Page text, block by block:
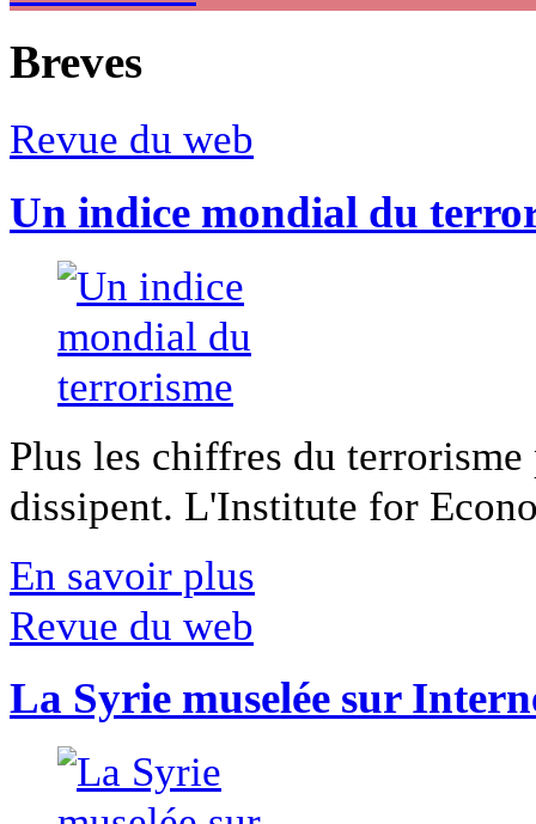
Breves
Revue du web
Un indice mondial du
Plus les chiffres du
dissipent. L'Institute for
En savoir plus
Revue du web
La Syrie muselée sur